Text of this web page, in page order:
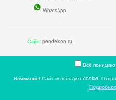
WhatsApp
Сайт: pendelson.ru
01 марта 2025
Телесные практики: Путь к гармонии тела и
Всё
Внимание! Сайт использует cookie!